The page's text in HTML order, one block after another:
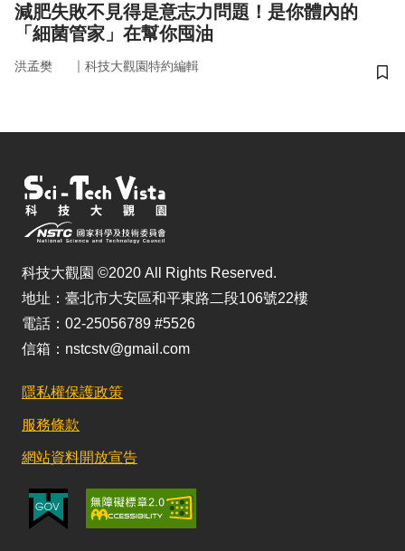
減肥失敗不見得是意志力問題！是你體內的
「細菌管家」在幫你囤油
洪孟樊 ｜ 科技大觀園特約編輯
儲
科技大觀園 ©2020 All Rights Reserved.
地址：臺北市大安區和平東路二段106號22樓
電話：02-25056789 #5526
信箱：nstcstv@gmail.com
隱私權保護政策
服務條款
網站資料開放宣告